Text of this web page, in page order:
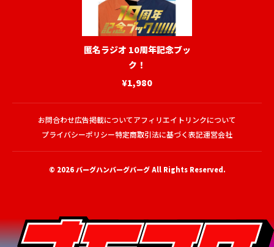
匿名ラジオ 10周年記念ブッ
ク！
¥1,980
お問合わせ広告掲載についてアフィリエイトリンクについて
プライバシーポリシー特定商取引法に基づく表記運営会社
© 2026バーグハンバーグバーグAll Rights Reserved.